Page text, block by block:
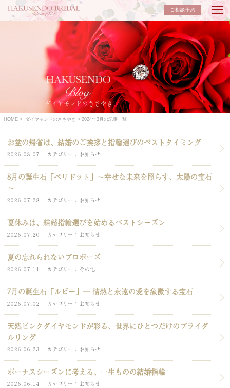
ご相談予約
HOME ダイヤモンドのささやき 2024年3月の記事一覧
ダイヤモンドのささやき
お盆の帰省は、結婚のご挨拶と指輪選びのベストタイミング
2026.08.07 カテゴリー お知らせ
8月の誕生石「ペリドット」～幸せな未来を照らす、太陽の宝石
～
2026.07.28 カテゴリー お知らせ
夏休みは、結婚指輪選びを始めるベストシーズン
2026.07.20 カテゴリー お知らせ
夏の忘れられないプロポーズ
2026.07.11 カテゴリー その他
7月の誕生石「ルビー」― 情熱と永遠の愛を象徴する宝石
2026.07.02 カテゴリー お知らせ
天然ピンクダイヤモンドが彩る、世界にひとつだけのブライダ
ルリング
2026.06.23 カテゴリー お知らせ
ボーナスシーズンに考える、一生ものの結婚指輪
2026.06.14 カテゴリー お知らせ